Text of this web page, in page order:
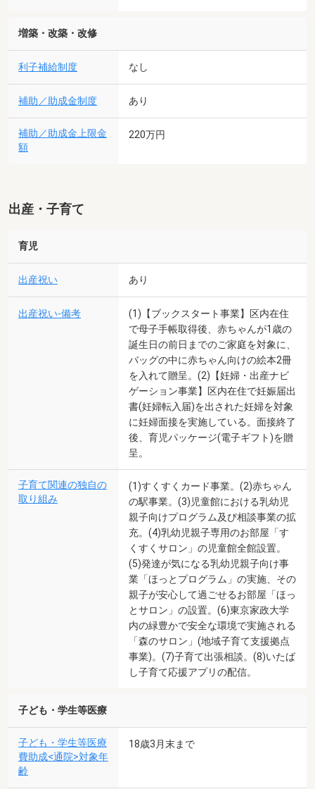
増築・改築・改修
利子補給制度 なし
補助／助成金制度 あり
補助／助成金上限金
額
220万円
出産・子育て
育児
出産祝い あり
出産祝い-備考
(1)【ブックスタート事業】区内在住
で母子手帳取得後、赤ちゃんが1歳の
誕生日の前日までのご家庭を対象に、
バッグの中に赤ちゃん向けの絵本2冊
を入れて贈呈。(2)【妊婦・出産ナビ
ゲーション事業】区内在住で妊娠届出
書(妊婦転入届)を出された妊婦を対象
に妊婦面接を実施している。面接終了
後、育児パッケージ(電子ギフト)を贈
呈。
子育て関連の独自の
取り組み
(1)すくすくカード事業。(2)赤ちゃん
の駅事業。(3)児童館における乳幼児
親子向けプログラム及び相談事業の拡
充。(4)乳幼児親子専用のお部屋「す
くすくサロン」の児童館全館設置。
(5)発達が気になる乳幼児親子向け事
業「ほっとプログラム」の実施、その
親子が安心して過ごせるお部屋「ほっ
とサロン」の設置。(6)東京家政大学
内の緑豊かで安全な環境で実施される
「森のサロン」(地域子育て支援拠点
事業)。(7)子育て出張相談。(8)いたば
し子育て応援アプリの配信。
子ども・学生等医療
子ども・学生等医療
費助成<通院>対象年
齢
18歳3月末まで